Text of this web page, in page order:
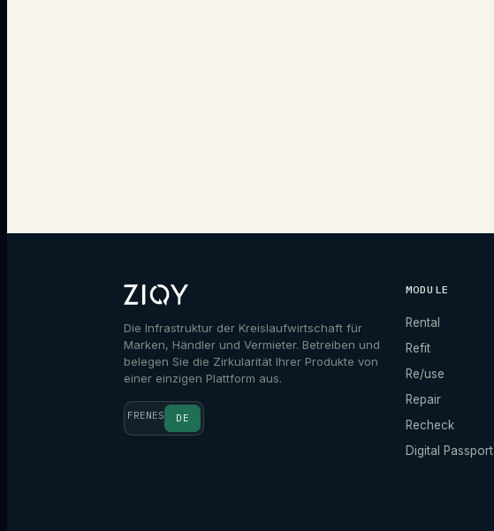
Die Infrastruktur der Kreislaufwirtschaft für
Marken, Händler und Vermieter. Betreiben und
belegen Sie die Zirkularität Ihrer Produkte von
einer einzigen Plattform aus.
FRENES DE
MODULE
Rental
Refit
Re/use
Repair
Recheck
Digital Passport